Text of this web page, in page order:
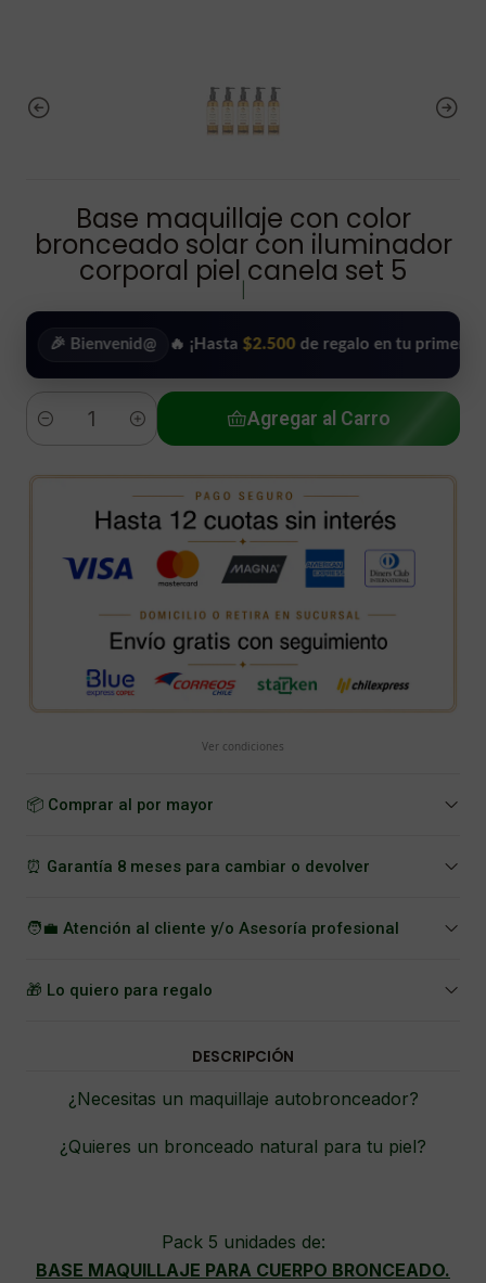
Base maquillaje con color
bronceado solar con iluminador
corporal piel canela set 5
🎉 Bienvenid@ 🔥 ¡Hasta $2.500de regalo en tu primera
Cantidad
Agregar al Carro
Ver condiciones
📦 Comprar al por mayor
⏰ Garantía 8 meses para cambiar o devolver
🧑‍💼 Atención al cliente y/o Asesoría profesional
🎁 Lo quiero para regalo
DESCRIPCIÓN
¿Necesitas un maquillaje autobronceador?
¿Quieres un bronceado natural para tu piel?
Pack 5 unidades de:
BASE MAQUILLAJE PARA CUERPO BRONCEADO.